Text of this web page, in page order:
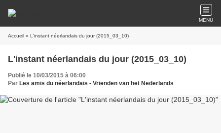
MENU
Accueil » L'instant néerlandais du jour (2015_03_10)
L'instant néerlandais du jour (2015_03_10)
Publié le 10/03/2015 à 06:00
Par Les amis du néerlandais - Vrienden van het Nederlands